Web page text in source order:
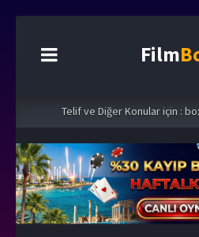
Film
Telif ve Diğer Konular için :